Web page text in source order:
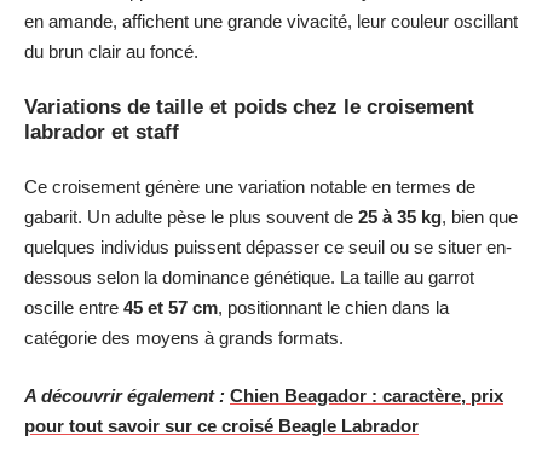
en amande, affichent une grande vivacité, leur couleur oscillant
du brun clair au foncé.
Variations de taille et poids chez le croisement
labrador et staff
Ce croisement génère une variation notable en termes de
gabarit. Un adulte pèse le plus souvent de 25 à 35 kg, bien que
quelques individus puissent dépasser ce seuil ou se situer en-
dessous selon la dominance génétique. La taille au garrot
oscille entre 45 et 57 cm, positionnant le chien dans la
catégorie des moyens à grands formats.
A découvrir également : Chien Beagador : caractère, prix
pour tout savoir sur ce croisé Beagle Labrador